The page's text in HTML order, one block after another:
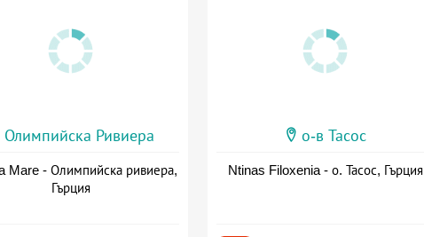
Олимпийска Ривиера
Mare - Олимпийска ривиера,
Гърция
о-в Тасос
Ntinas Filoxenia - о. Тасос, Гърция